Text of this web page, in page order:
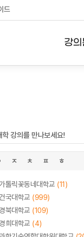
드
강
학 강의를 만나보세요!
ㅈ ㅊ ㅍ ㅎ
톨릭꽃동네대학교 (11)
국대학교 (999)
북대학교 (109)
희대학교 (4)